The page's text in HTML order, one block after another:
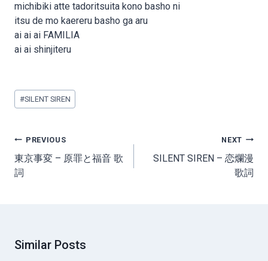
michibiki atte tadoritsuita kono basho ni
itsu de mo kaereru basho ga aru
ai ai ai FAMILIA
ai ai shinjiteru
Post
Tags:
#SILENT SIREN
Post
navigation
PREVIOUS
東京事変 – 原罪と福音 歌
詞
NEXT
SILENT SIREN – 恋爛漫
歌詞
Similar Posts